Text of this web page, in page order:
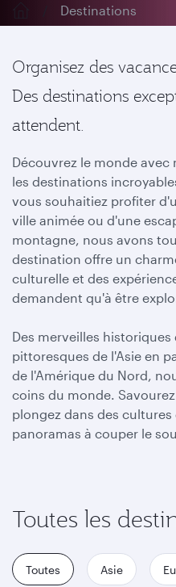
Destinations
Organisez des
Des destinations
attendent.
Découvrez le monde
les destinations
vous souhaitiez profiter
ville animée ou d'une
montagne, nous avons
destination offre un
culturelle et des
demandent qu'à être
Des merveilles historiques
pittoresques de l'Asie en
de l'Amérique du Nord,
coins du monde.
plongez dans des
panoramas à couper le
Toutes les
Toutes Asie